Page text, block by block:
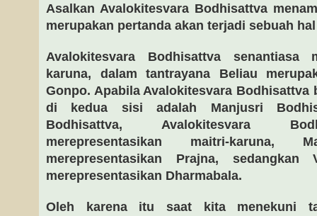
Asalkan Avalokitesvara Bodhisattva
merupakan pertanda akan terjadi sebuah
Avalokitesvara Bodhisattva senantiasa
karuna, dalam tantrayana Beliau
Gonpo. Apabila Avalokitesvara Bodhisattva
di kedua sisi adalah Manjusri
Bodhisattva, Avalokitesvara
merepresentasikan maitri-karuna,
merepresentasikan Prajna, sedangkan
merepresentasikan Dharmabala.
Oleh karena itu saat kita menekuni